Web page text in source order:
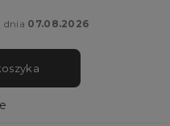
dnia 07.08.2026